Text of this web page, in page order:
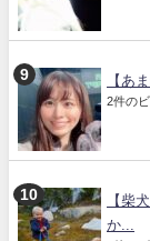
【あ
2件の
【柴
か...